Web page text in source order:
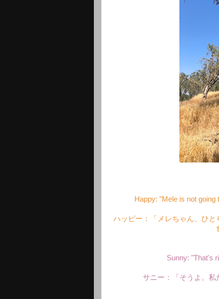
Happy: "Mele is not
ハッピー：「メレちゃん、ひ
Sunny: "That's
サニー：「そうよ。私